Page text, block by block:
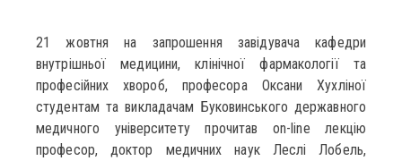
21 жовтня на запрошення завідувача кафедри
внутрішньої медицини, клінічної фармакології та
професійних хвороб, професора Оксани Хухліної
студентам та викладачам Буковинського державного
медичного університету прочитав on-line лекцію
професор, доктор медичних наук Леслі Лобель,